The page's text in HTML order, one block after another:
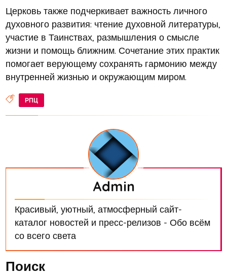
Церковь также подчеркивает важность личного
духовного развития: чтение духовной литературы,
участие в Таинствах, размышления о смысле
жизни и помощь ближним. Сочетание этих практик
помогает верующему сохранять гармонию между
внутренней жизнью и окружающим миром.
РПЦ
Admin
Красивый, уютный, атмосферный сайт-
каталог новостей и пресс-релизов - Обо всём
со всего света
Поиск